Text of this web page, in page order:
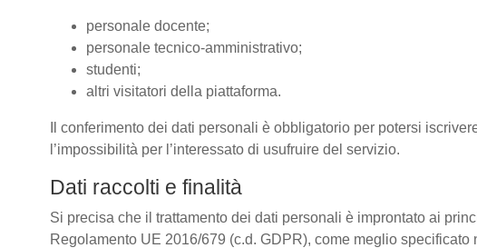
personale docente;
personale tecnico-amministrativo;
studenti;
altri visitatori della piattaforma.
Il conferimento dei dati personali è obbligatorio per potersi
l’impossibilità per l’interessato di usufruire del servizio.
Dati raccolti e finalità
Si precisa che il trattamento dei dati personali è improntato ai
Regolamento UE 2016/679 (c.d. GDPR), come meglio specificato